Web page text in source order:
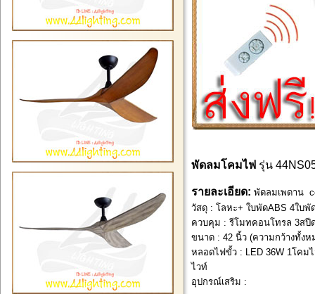
พัดลมโคมไฟ รุ่น
รายละเอียด: พัดลมเพดาน
วัสดุ : โลหะ+ ใบพัดABS 4ใบพั
ควบคุม : รีโมทคอนโทรล 3สปี
ขนาด : 42 นิ้ว (ความกว้างทั้งห
หลอดไฟขั้ว : LED 36W 1โคม
ไวท์
อุปกรณ์เสริม :